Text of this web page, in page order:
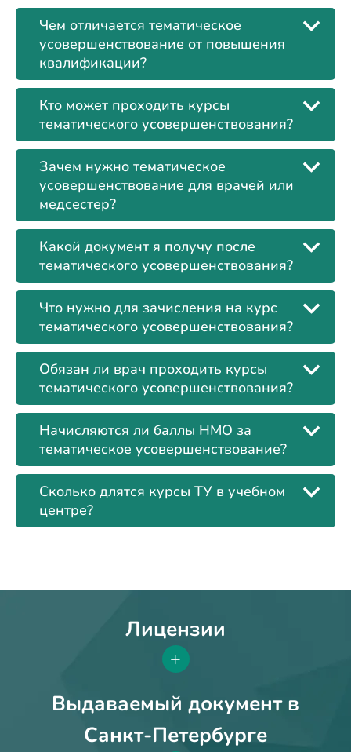
Чем отличается тематическое
усовершенствование от повышения
квалификации?
Кто может проходить курсы
тематического усовершенствования?
Зачем нужно тематическое
усовершенствование для врачей или
медсестер?
Какой документ я получу после
тематического усовершенствования?
Что нужно для зачисления на курс
тематического усовершенствования?
Обязан ли врач проходить курсы
тематического усовершенствования?
Начисляются ли баллы НМО за
тематическое усовершенствование?
Сколько длятся курсы ТУ в учебном
центре?
Лицензии
+
Выдаваемый документ в
Санкт-Петербурге